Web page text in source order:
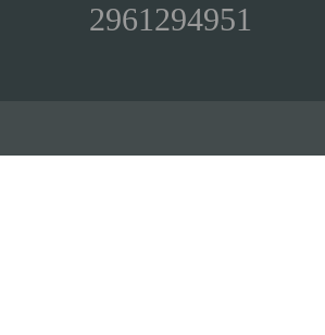
2961294951